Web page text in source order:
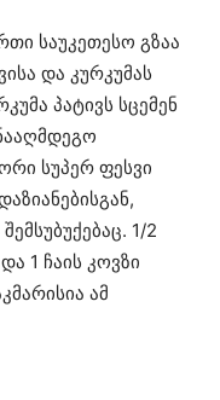
საუკეთესო გზაა
და კურკუმას
პატივს სცემენ
სუპერ ფესვი
1/2
1 ჩაის კოვზი
ამ